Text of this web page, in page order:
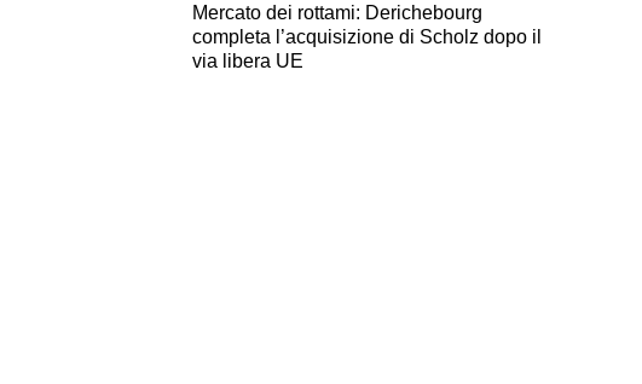
Mercato dei rottami: Derichebourg
completa l’acquisizione di Scholz dopo il
via libera UE